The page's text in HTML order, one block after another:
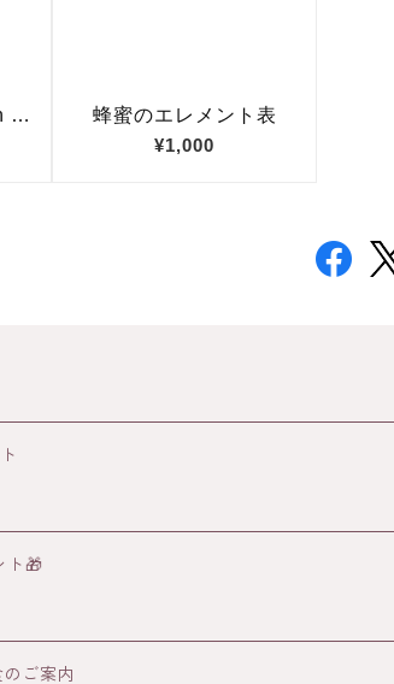
ト🎁
ご案内